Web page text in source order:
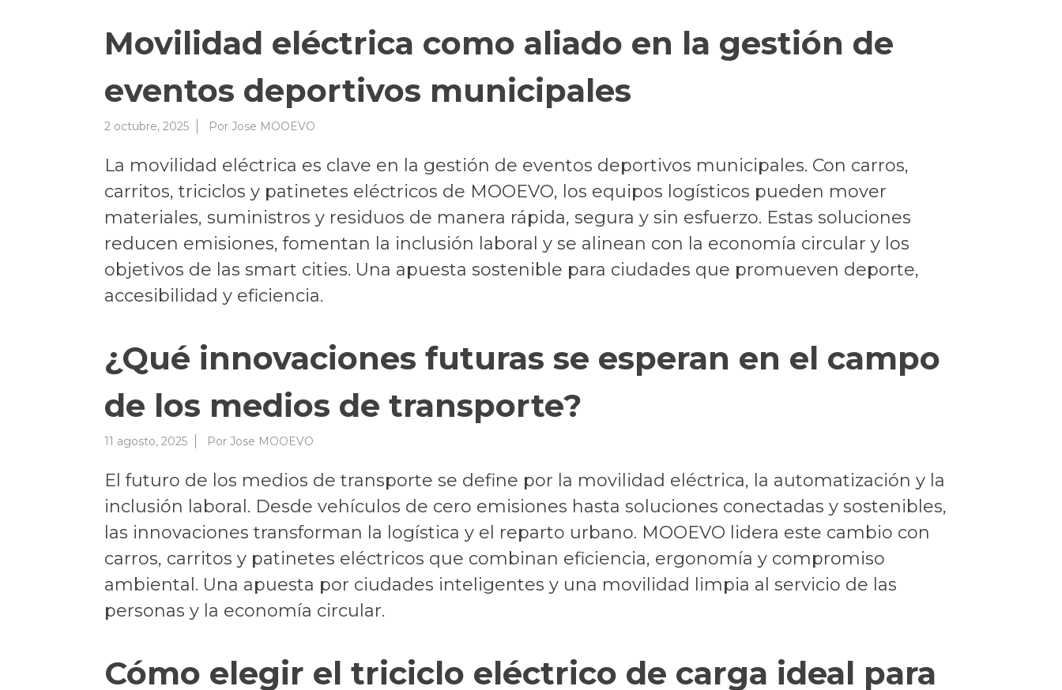
Movilidad eléctrica como aliado en la gestión de
eventos deportivos municipales
2 octubre, 2025 Por Jose MOOEVO
La movilidad eléctrica es clave en la gestión de eventos deportivos municipales. Con carros,
carritos, triciclos y patinetes eléctricos de MOOEVO, los equipos logísticos pueden mover
materiales, suministros y residuos de manera rápida, segura y sin esfuerzo. Estas soluciones
reducen emisiones, fomentan la inclusión laboral y se alinean con la economía circular y los
objetivos de las smart cities. Una apuesta sostenible para ciudades que promueven deporte,
accesibilidad y eficiencia.
¿Qué innovaciones futuras se esperan en el campo
de los medios de transporte?
11 agosto, 2025 Por Jose MOOEVO
El futuro de los medios de transporte se define por la movilidad eléctrica, la automatización y la
inclusión laboral. Desde vehículos de cero emisiones hasta soluciones conectadas y sostenibles,
las innovaciones transforman la logística y el reparto urbano. MOOEVO lidera este cambio con
carros, carritos y patinetes eléctricos que combinan eficiencia, ergonomía y compromiso
ambiental. Una apuesta por ciudades inteligentes y una movilidad limpia al servicio de las
personas y la economía circular.
Cómo elegir el triciclo eléctrico de carga ideal para